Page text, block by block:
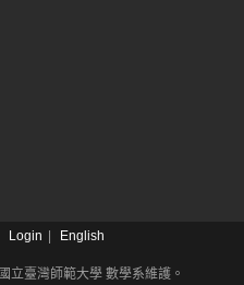
Login English
立臺灣師範大學 數學系維護。